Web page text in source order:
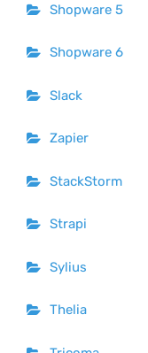
Shopware 5
Shopware 6
Slack
Zapier
StackStorm
Strapi
Sylius
Thelia